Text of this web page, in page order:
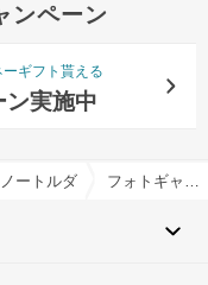
ンペーン
ギフト貰える
ン実施中
結婚式場一覧
ノートルダム横浜みなとみ